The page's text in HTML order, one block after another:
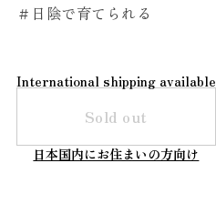
＃日陰で育てられる
International shipping available
Sold out
日本国内にお住まいの方向け